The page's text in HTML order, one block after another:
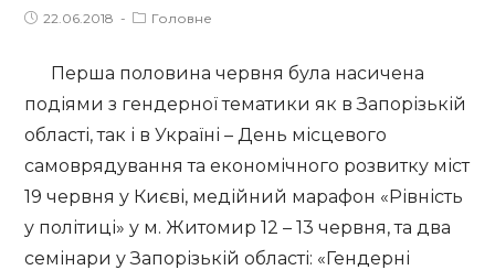
гарантовані
України?
Post22.06.2018
PostГоловне
Перша половина червня була насичена
подіями з гендерної тематики як в Запорізькій
області, так і в Україні – День місцевого
самоврядування та економічного розвитку міст
19 червня у Києві, медійний марафон «Рівність
у політиці» у м. Житомир 12 – 13 червня, та два
семінари у Запорізькій області: «Гендерні